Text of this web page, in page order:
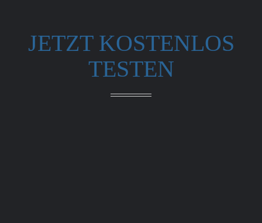
JETZT KOSTENLOS
TESTEN